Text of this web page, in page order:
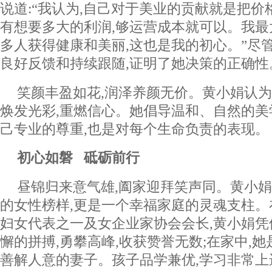
说道:“我认为,自己对于美业的贡献就是把价
有想要多大的利润,够运营成本就可以。我
多人获得健康和美丽,这也是我的初心。”尽
良好反馈和持续跟随,证明了她决策的正确性
笑颜丰盈如花,润泽养颜无价。黄小娟认
焕发光彩,重燃信心。她倡导温和、自然的
己专业的尊重,也是对每个生命负责的表现。
初心如磐 砥砺前行
昼锦归来意气雄,阖家迎拜笑声同。黄小
的女性榜样,更是一个幸福家庭的灵魂支柱
妇女代表之一及女企业家协会会长,黄小娟
懈的拼搏,勇攀高峰,收获赞誉无数;在家中,她
善解人意的妻子。孩子品学兼优,学习非常